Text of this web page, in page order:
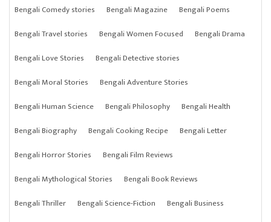
Bengali Comedy stories
Bengali Magazine
Bengali Poems
Bengali Travel stories
Bengali Women Focused
Bengali Drama
Bengali Love Stories
Bengali Detective stories
Bengali Moral Stories
Bengali Adventure Stories
Bengali Human Science
Bengali Philosophy
Bengali Health
Bengali Biography
Bengali Cooking Recipe
Bengali Letter
Bengali Horror Stories
Bengali Film Reviews
Bengali Mythological Stories
Bengali Book Reviews
Bengali Thriller
Bengali Science-Fiction
Bengali Business